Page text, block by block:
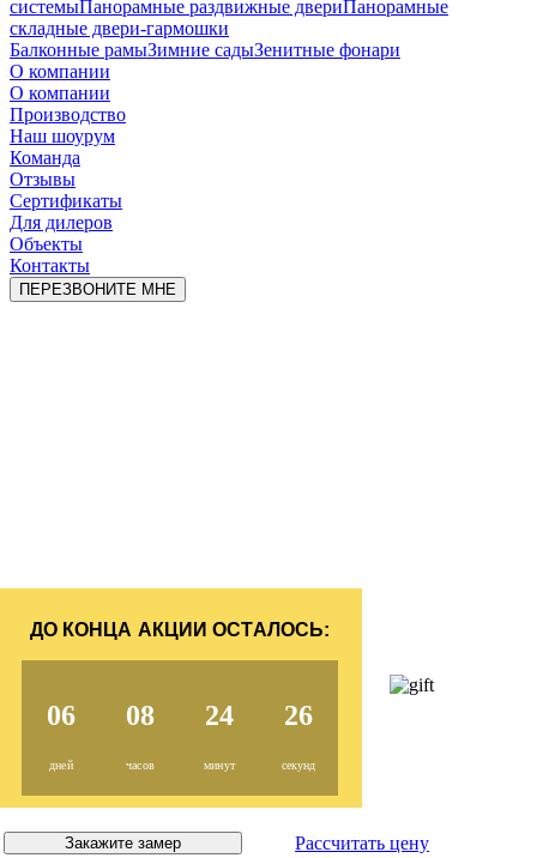
системыПанорамные раздвижные двериПанорамные
складные двери-гармошки
Балконные рамыЗимние садыЗенитные фонари
О компании
О компании
Производство
Наш шоурум
Команда
Отзывы
Сертификаты
Для дилеров
Объекты
Контакты
ПЕРЕЗВОНИТЕ МНЕ
ДО КОНЦА АКЦИИ ОСТАЛОСЬ:
06
дней
08
часов
24
минут
25
секунд
Закажите замер Рассчитать цену